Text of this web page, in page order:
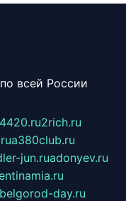
всей России
2rich.ru
a380club.ru
jun.ruadonyev.ru
belgorod-day.ru